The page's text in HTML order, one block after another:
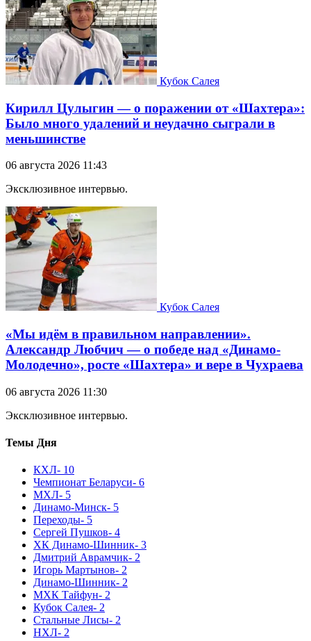
Кубок Салея
Кирилл Цулыгин — о поражении от «Шахтера»:
Было много удалений и неудачно сыграли в
меньшинстве
06 августа 2026 11:43
Эксклюзивное интервью.
Кубок Салея
«Мы идём в правильном направлении».
Александр Любчич — о победе над «Динамо-
Молодечно», росте «Шахтера» и вере в Чухраева
06 августа 2026 11:30
Эксклюзивное интервью.
Темы Дня
КХЛ- 10
Чемпионат Беларуси- 6
МХЛ- 5
Динамо-Минск- 5
Переходы- 5
Сергей Пушков- 4
ХК Динамо-Шинник- 3
Дмитрий Аврамчик- 2
Игорь Мартынов- 2
Динамо-Шинник- 2
МХК Тайфун- 2
Кубок Салея- 2
Стальные Лисы- 2
НХЛ- 2